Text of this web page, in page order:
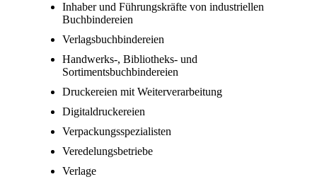
Inhaber und Führungskräfte von industriellen
Buchbindereien
Verlagsbuchbindereien
Handwerks-, Bibliotheks- und
Sortimentsbuchbindereien
Druckereien mit Weiterverarbeitung
Digitaldruckereien
Verpackungsspezialisten
Veredelungsbetriebe
Verlage